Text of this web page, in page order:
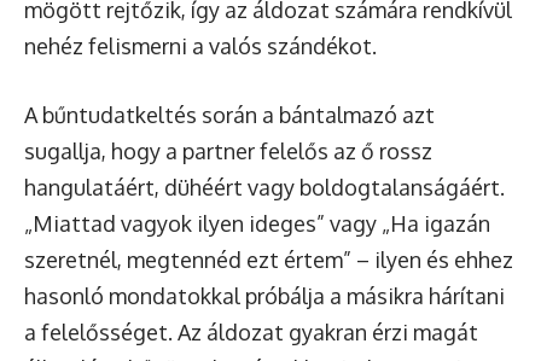
mögött rejtőzik, így az áldozat számára rendkívül
nehéz felismerni a valós szándékot.
A bűntudatkeltés során a bántalmazó azt
sugallja, hogy a partner felelős az ő rossz
hangulatáért, dühéért vagy boldogtalanságáért.
„Miattad vagyok ilyen ideges” vagy „Ha igazán
szeretnél, megtennéd ezt értem” – ilyen és ehhez
hasonló mondatokkal próbálja a másikra hárítani
a felelősséget. Az áldozat gyakran érzi magát